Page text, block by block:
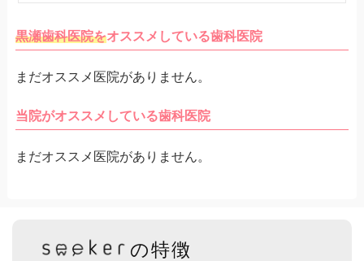
黒瀬歯科医院をオススメしている歯科医院
まだオススメ医院がありません。
当院がオススメしている歯科医院
まだオススメ医院がありません。
の特徴